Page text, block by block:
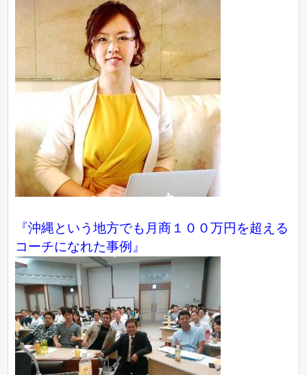
『沖縄という地方でも月商１００万円を超える
コーチになれた事例』